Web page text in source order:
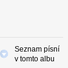
Seznam písní
v tomto albu